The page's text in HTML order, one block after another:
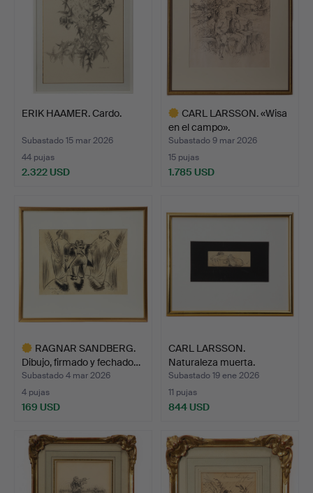
ERIK HAAMER. Cardo.
Subastado 15 mar 2026
44 pujas
2.322 USD
CARL LARSSON. «Wisa
en el campo».
Subastado 9 mar 2026
15 pujas
1.785 USD
RAGNAR SANDBERG.
Dibujo, firmado y fechado…
Subastado 4 mar 2026
4 pujas
169 USD
seleccionado
CARL LARSSON.
Naturaleza muerta.
Subastado 19 ene 2026
11 pujas
844 USD